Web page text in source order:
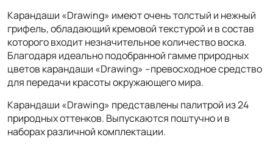
Карандаши «Drawing» имеют очень толстый и нежный
грифель, обладающий кремовой текстурой и в состав
которого входит незначительное количество воска.
Благодаря идеально подобранной гамме природных
цветов карандаши «Drawing» –превосходное средство
для передачи красоты окружающего мира.
Карандаши «Drawing» представлены палитрой из 24
природных оттенков. Выпускаются поштучно и в
наборах различной комплектации.